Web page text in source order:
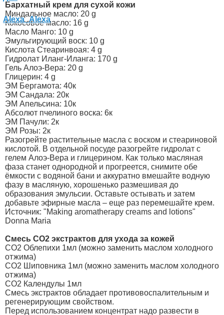
Бархатный крем для сухой кожи
Миндальное масло: 20 g
Кокосовое масло: 16 g
Масло Манго: 10 g
Эмульгирующий воск: 10 g
Кислота Стеаринвоая: 4 g
Гидролат Иланг-Иланга: 170 g
Гель Алоэ-Вера: 20 g
Глицерин: 4 g
ЭМ Бергамота: 40к
ЭМ Сандала: 20к
ЭМ Апельсина: 10к
Абсолют пчелиного воска: 6к
ЭМ Пачули: 2к
ЭМ Розы: 2к
Разогрейте растительные масла с воском и стеариновой
кислотой. В отдельной посуде разогрейте гидролат с
гелем Алоэ-Вера и глицерином. Как только масляная
фаза станет однородной и прогреется, снимите обе
ёмкости с водяной бани и аккуратно вмешайте водную
фазу в масляную, хорошенько размешивая до
образования эмульсии. Оставьте остывать и затем
добавьте эфирные масла – еще раз перемешайте крем.
Источник: "Making aromatherapy creams and lotions"
Donna Maria
Смесь CO2 экстрактов для ухода за кожей
CO2 Облепихи 1мл (можно заменить маслом холодного
отжима)
CO2 Шиповника 1мл (можно заменить маслом холодного
отжима)
CO2 Календулы 1мл
Смесь экстрактов обладает противовоспалительным и
регенерирующим свойством.
Перед использованием концентрат надо развести в